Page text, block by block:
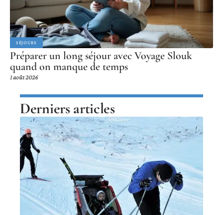
SÉJOURS
Préparer un long séjour avec Voyage Slouk
quand on manque de temps
1 août 2026
Derniers articles